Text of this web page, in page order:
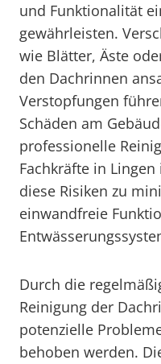
und Funktionalität
gewährleisten.
wie Blätter, Äste
den Dachrinnen
Verstopfungen
Schäden am
professionelle
Fachkräfte in
diese Risiken zu
einwandfreie
Durch die
Reinigung der
potenzielle
behoben werden.